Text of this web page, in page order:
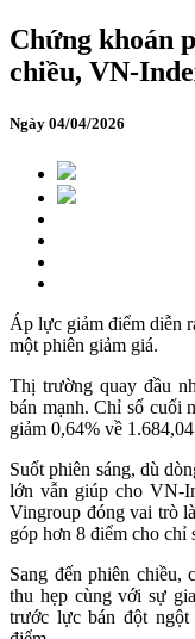
Chứng khoán
chiều, VN-
Ngày 04/04/2026
Áp lực giảm điểm diễn
một phiên giảm giá.
Thị trường quay đầu
bán mạnh. Chỉ số cuối
giảm 0,64% về
Suốt phiên sáng, dù
lớn vẫn giúp cho VN-
Vingroup đóng vai trò
góp hơn 8 điểm cho chỉ
Sang đến phiên chiều,
thu hẹp cùng với sự
trước lực bán đột